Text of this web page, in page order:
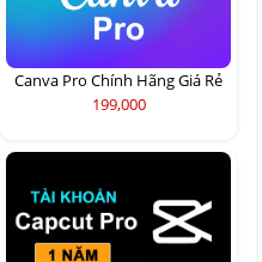
Canva Pro Chính Hãng Giá Rẻ
199,000